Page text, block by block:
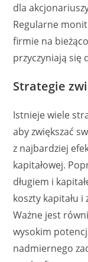
dla
Regularne
firmie na
przyczyniają się
Strategie
Istnieje wiele
aby zwiększać
z najbardziej
kapitałowej.
długiem i
koszty kapitału
Ważne jest
wysokim
nadmiernego